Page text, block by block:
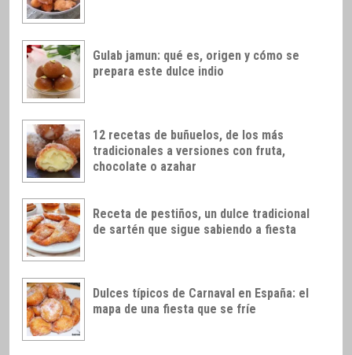
Gulab jamun: qué es, origen y cómo se
prepara este dulce indio
12 recetas de buñuelos, de los más
tradicionales a versiones con fruta,
chocolate o azahar
Receta de pestiños, un dulce tradicional
de sartén que sigue sabiendo a fiesta
Dulces típicos de Carnaval en España: el
mapa de una fiesta que se fríe